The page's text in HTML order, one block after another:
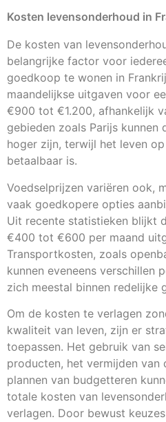
Kosten levensonderhoud in
De kosten van
belangrijke factor voor
goedkoop te wonen in
maandelijkse uitgaven voor
€900 tot €1.200, afhankelijk
gebieden zoals Parijs kunnen
hoger zijn, terwijl het leven
betaalbaar is.
Voedselprijzen variëren ook,
vaak goedkopere opties
Uit recente statistieken blijkt
€400 tot €600 per maand
Transportkosten, zoals
kunnen eveneens verschillen
zich meestal binnen redelijke
Om de kosten te verlagen
kwaliteit van leven, zijn er
toepassen. Het gebruik van
producten, het vermijden van
plannen van budgetteren
totale kosten van
verlagen. Door bewust